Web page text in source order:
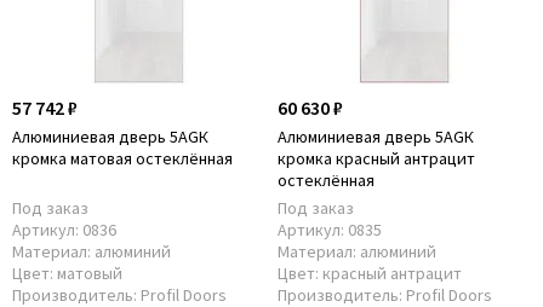
57 742 ₽
Алюминиевая дверь 5AGК
кромка матовая остеклённая
Под заказ
Артикул: 0836
Материал: алюминий
Цвет: матовый
Производитель: Profil Doors
60 630 ₽
Алюминиевая дверь 5AGК
кромка красный антрацит
остеклённая
Под заказ
Артикул: 0835
Материал: алюминий
Цвет: красный антрацит
Производитель: Profil Doors